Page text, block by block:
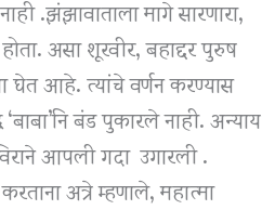
असा शूरवीर, बहाद्दर पुरुष
घेत आहे. त्यांचे वर्णन करण्यास
बंड पुकारले नाही. अन्याय
आपली गदा उगारली .
अत्रे म्हणाले, महात्मा